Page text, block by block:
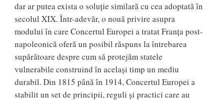
dar ar putea exista o soluție similară cu cea adoptată în
secolul XIX. Într-adevăr, o nouă privire asupra
modului în care Concertul Europei a tratat Franța post-
napoleonică oferă un posibil răspuns la întrebarea
supărătoare despre cum să protejăm statele
vulnerabile construind în același timp un mediu
durabil. Din 1815 până în 1914, Concertul Europei a
stabilit un set de principii, reguli și practici care au